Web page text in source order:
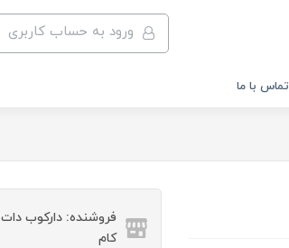
ورود به حساب کاربری
تماس با ما
فروشنده: دارکوب دات
کام